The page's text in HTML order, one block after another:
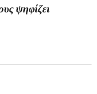
ψηφίζει